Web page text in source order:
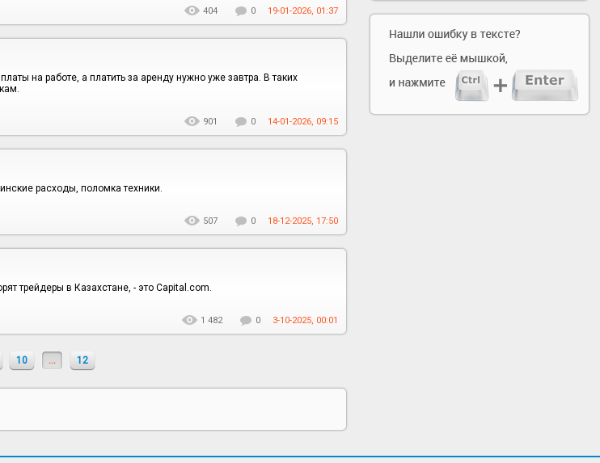
404 0 19-01-2026, 01:37
на работе, а платить за аренду нужно уже завтра. В таких
901 0 14-01-2026, 09:15
расходы, поломка техники.
507 0 18-12-2025, 17:50
трейдеры в Казахстане, - это Capital.com.
1 482 0 3-10-2025, 00:01
10 ... 12